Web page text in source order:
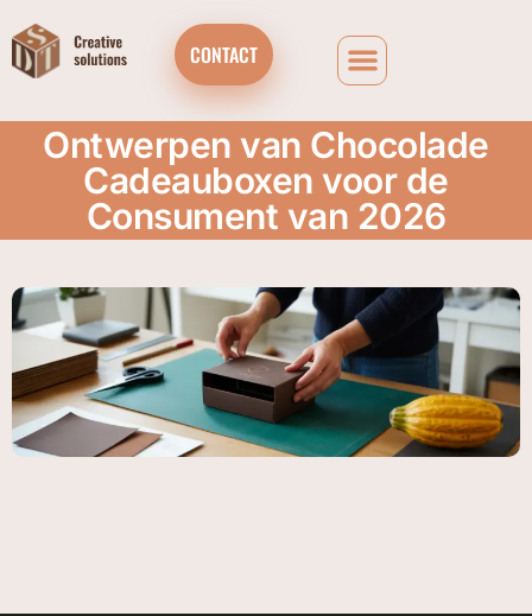
CONTACT
Ontwerpen van Chocolade
Cadeauboxen voor de
Consument van 2026